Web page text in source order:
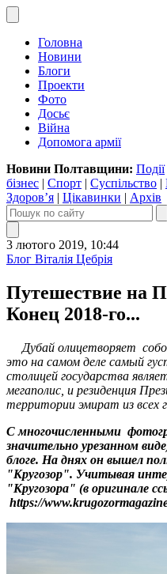
Головна
Новини
Блоги
Проекти
Фото
Досьє
Війна
Допомога армії
Новини Полтавщини: Події
бізнес | Спорт | Суспільство |
Здоров’я | Цікавинки | Архів
3 лютого 2019, 10:44
Блог Віталія Цебрія
Путешествие на
Конец 2018-го...
Дубай олицетворяет
это на самом деле самый
столицей государства
мегаполис, и резиденция
территории эмират из всех
С многочисленными
значительно урезанном
блоге. На днях он вышел
"Кругозор". Учитывая
"Кругозора" (в оригинале
https://